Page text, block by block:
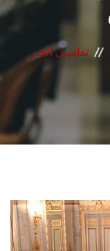
الرعاية الصحية
المراكز والوحدات
الأنظمة الذكية
الإعلام
الطلاب
هيئة التدريس
تفاصيل الخبر